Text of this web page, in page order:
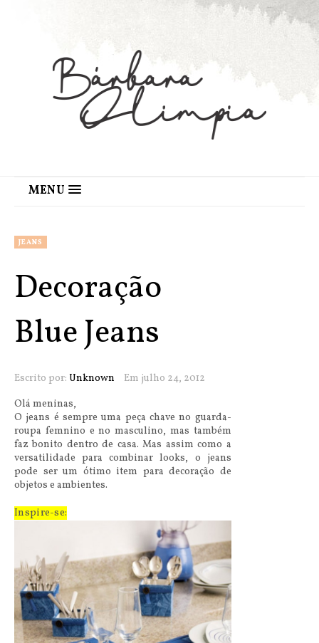
MENU
JEANS
Decoração
Blue Jeans
Escrito por: Unknown
Em julho 24, 2012
Olá meninas,
O jeans é sempre uma peça chave no guarda-
roupa femnino e no masculino, mas também
faz bonito dentro de casa. Mas assim como a
versatilidade para combinar looks, o jeans
pode ser um ótimo item para decoração de
objetos e ambientes.
Inspire-se: